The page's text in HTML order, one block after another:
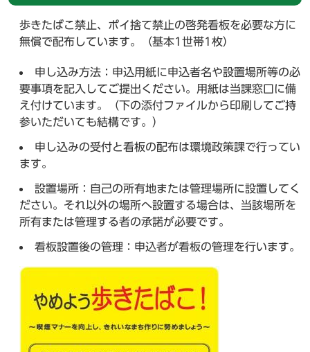
歩きたばこ禁止、ポイ捨て禁止の啓発看板を必要な方に
無償で配布しています。（基本1世帯1枚）
申し込み方法：申込用紙に申込者名や設置場所等の必
要事項を記入してご提出ください。用紙は当課窓口に備
え付けています。（下の添付ファイルから印刷してご持
参いただいても結構です。）
申し込みの受付と看板の配布は環境政策課で行ってい
ます。
設置場所：自己の所有地または管理場所に設置してく
ださい。それ以外の場所へ設置する場合は、当該場所を
所有または管理する者の承諾が必要です。
看板設置後の管理：申込者が看板の管理を行います。